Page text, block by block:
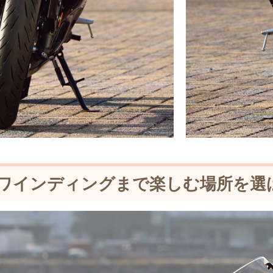
インディングまで楽しむ場所を選